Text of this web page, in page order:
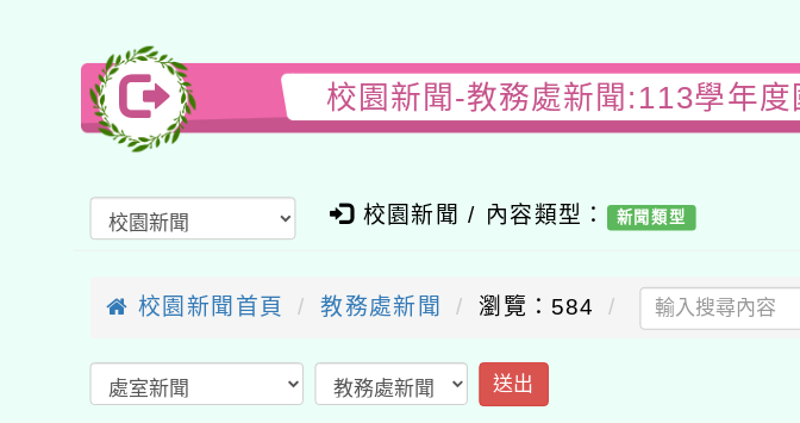
校園新聞-教務處新聞:113學年
校園新聞 / 內容類型： 新聞類型
校園新聞首頁 教務處新聞 瀏覽：584
送出